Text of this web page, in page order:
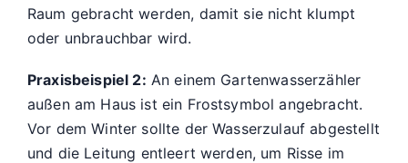
Raum gebracht werden, damit sie nicht klumpt
oder unbrauchbar wird.
Praxisbeispiel 2: An einem Gartenwasserzähler
außen am Haus ist ein Frostsymbol angebracht.
Vor dem Winter sollte der Wasserzulauf abgestellt
und die Leitung entleert werden, um Risse im